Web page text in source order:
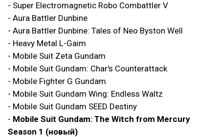
- Super Electromagnetic Robo Combattler V
- Aura Battler Dunbine
- Aura Battler Dunbine: Tales of Neo Byston Well
- Heavy Metal L-Gaim
- Mobile Suit Zeta Gundam
- Mobile Suit Gundam: Char's Counterattack
- Mobile Fighter G Gundam
- Mobile Suit Gundam Wing: Endless Waltz
- Mobile Suit Gundam SEED Destiny
- Mobile Suit Gundam: The Witch from Mercury
Season 1 (новый)